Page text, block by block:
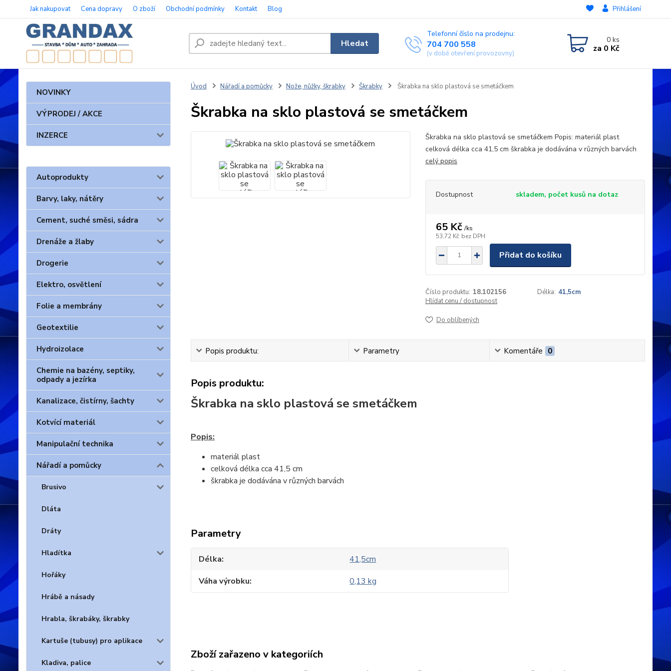
Jak nakupovat Cena dopravy O zboží Obchodní podmínky Kontakt Blog Přihlášení
Hledat
Telefonní číslo na prodejnu:
704 700 558
(v době otevření provozovny)
0ks
za 0 Kč
NOVINKY
VÝPRODEJ / AKCE
INZERCE
Autoprodukty
Barvy, laky, nátěry
Cement, suché směsi, sádra
Drenáže a žlaby
Drogerie
Elektro, osvětlení
Folie a membrány
Geotextilie
Hydroizolace
Chemie na bazény, septiky,
odpady a jezírka
Kanalizace, čistírny, šachty
Kotvící materiál
Manipulační technika
Nářadí a pomůcky
Brusivo
Dláta
Dráty
Hladítka
Hořáky
Hrábě a násady
Hrabla, škrabáky, škrabky
Kartuše (tubusy) pro aplikace
Kladiva, palice
Úvod Nářadí a pomůcky Nože, nůžky, škrabky Škrabky Škrabka na sklo plastová se smetáčkem
Škrabka na sklo plastová se smetáčkem
Škrabka na sklo plastová se smetáčkem Popis: materiál plast
celková délka cca 41,5 cm škrabka je dodávána v různých barvách
celý popis
Dostupnost skladem, počet kusů na dotaz
65 Kč /ks
53,72 Kč bez DPH
Přidat do košíku
Číslo produktu: 18.102156 Délka: 41,5cm
Hlídat cenu / dostupnost
Do oblíbených
Popis produktu: Parametry Komentáře 0
Popis produktu:
Škrabka na sklo plastová se smetáčkem
Popis:
materiál plast
celková délka cca 41,5 cm
škrabka je dodávána v různých barvách
Parametry
Délka
41,5cm
Váha výrobku
0,13 kg
Zboží zařazeno v kategoriích